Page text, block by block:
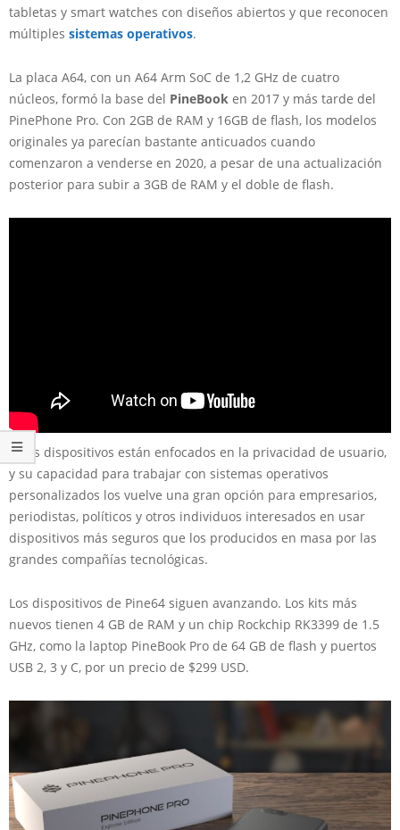
tabletas y smart watches con diseños abiertos y que reconocen
múltiples sistemas operativos.
La placa A64, con un A64 Arm SoC de 1,2 GHz de cuatro
núcleos, formó la base del PineBook en 2017 y más tarde del
PinePhone Pro. Con 2GB de RAM y 16GB de flash, los modelos
originales ya parecían bastante anticuados cuando
comenzaron a venderse en 2020, a pesar de una actualización
posterior para subir a 3GB de RAM y el doble de flash.
Estos dispositivos están enfocados en la privacidad de usuario,
y su capacidad para trabajar con sistemas operativos
personalizados los vuelve una gran opción para empresarios,
periodistas, políticos y otros individuos interesados en usar
dispositivos más seguros que los producidos en masa por las
grandes compañías tecnológicas.
Los dispositivos de Pine64 siguen avanzando. Los kits más
nuevos tienen 4 GB de RAM y un chip Rockchip RK3399 de 1.5
GHz, como la laptop PineBook Pro de 64 GB de flash y puertos
USB 2, 3 y C, por un precio de $299 USD.